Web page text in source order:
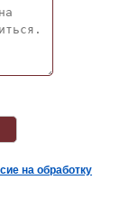
на обработку